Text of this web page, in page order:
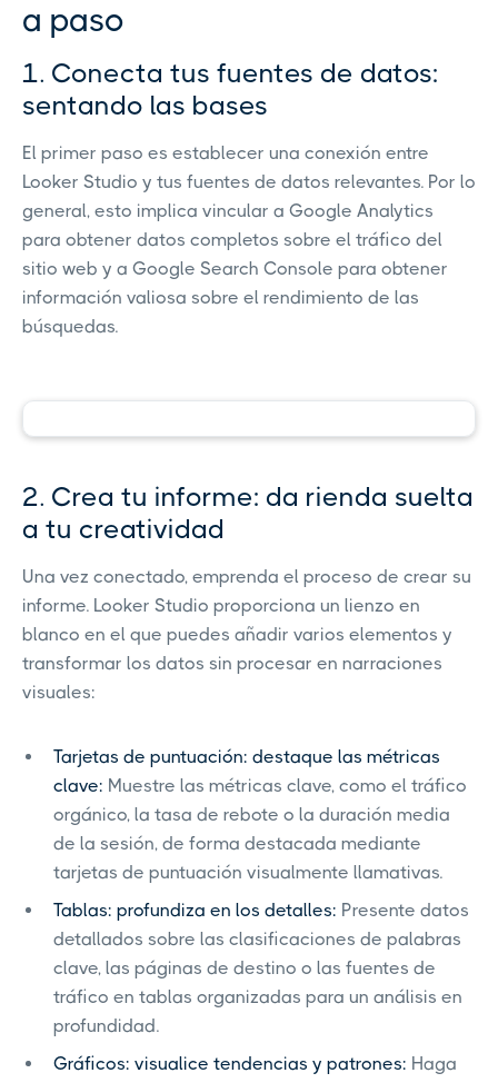
a paso
1. Conecta tus fuentes de datos:
sentando las bases
El primer paso es establecer una conexión entre
Looker Studio y tus fuentes de datos relevantes. Por lo
general, esto implica vincular a Google Analytics
para obtener datos completos sobre el tráfico del
sitio web y a Google Search Console para obtener
información valiosa sobre el rendimiento de las
búsquedas.
2. Crea tu informe: da rienda suelta
a tu creatividad
Una vez conectado, emprenda el proceso de crear su
informe. Looker Studio proporciona un lienzo en
blanco en el que puedes añadir varios elementos y
transformar los datos sin procesar en narraciones
visuales:
Tarjetas de puntuación: destaque las métricas
clave: Muestre las métricas clave, como el tráfico
orgánico, la tasa de rebote o la duración media
de la sesión, de forma destacada mediante
tarjetas de puntuación visualmente llamativas.
Tablas: profundiza en los detalles: Presente datos
detallados sobre las clasificaciones de palabras
clave, las páginas de destino o las fuentes de
tráfico en tablas organizadas para un análisis en
profundidad.
Gráficos: visualice tendencias y patrones: Haga